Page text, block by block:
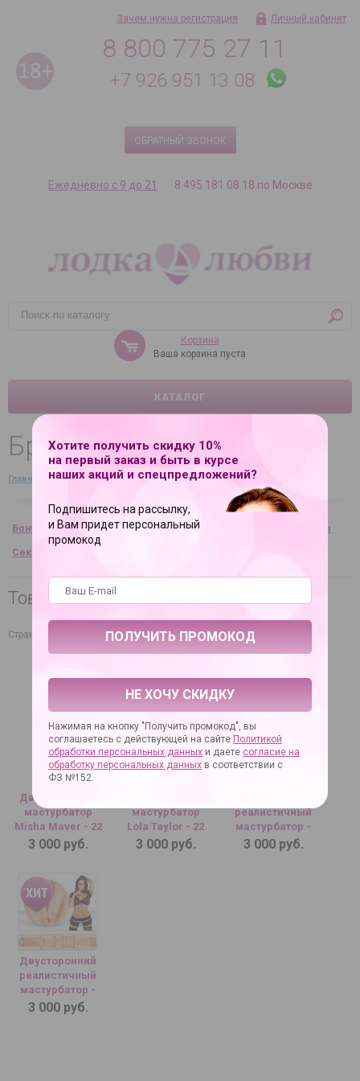
8 800 775 27 11
+7 926 951 13 08
ОБРАТНЫЙ ЗВОНОК
Зачем нужна регистрация Личный кабинет
Ежедневно с 9 до 21 8 495 181 08 18 по Москве
Корзина
Ваша корзина пуста
КАТАЛОГ
Бренды
Главная → Справочная информация → Бренды
Бонусы и скидки Вопрос-ответ Таблица размеров Отзывы
Секс-юмор
Товары ФлешНаш в нашем магазине
Страна производителя: Россия
Двусторонний
мастурбатор
Misha Maver - 22
см....
3 000 руб.
мастурбатор
Lola Taylor - 22
см....
3 000 руб.
реалистичный
мастурбатор -
копия вагины и
3 000 руб.
Двусторонний
реалистичный
мастурбатор -
копия вагины и
3 000 руб.
Хотите получить скидку 10%
на первый заказ и быть в курсе
наших акций и спецпредложений?
Подпишитесь на рассылку,
и Вам придет персональный
промокод
НЕ ХОЧУ СКИДКУ
Нажимая на кнопку "Получить промокод", вы
соглашаетесь с действующей на сайте Политикой
обработки персональных данных и даете согласие на
обработку персональных данных в соответствии с
ФЗ №152.